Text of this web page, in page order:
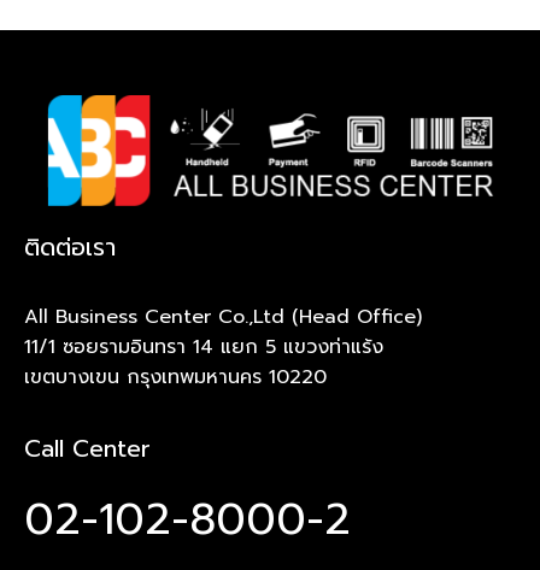
ติดต่อเรา
All Business Center Co.,Ltd (Head Office)
11/1 ซอยรามอินทรา 14 แยก 5 แขวงท่าแร้ง
เขตบางเขน กรุงเทพมหานคร 10220
Call Center
02-102-8000-2